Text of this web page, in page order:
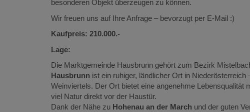
besonderen Objekt überzeugen zu können.
Wir freuen uns auf Ihre Anfrage – bevorzugt per E-Mail :)
Kaufpreis: 210.000.-
Lage:
Die Marktgemeinde Hausbrunn gehört zum Bezirk
Hausbrunn ist ein ruhiger, ländlicher Ort in
Weinviertels. Der Ort bietet eine angenehme
viel Natur direkt vor der Haustür.
Dank der Nähe zu Hohenau an der March und der guten